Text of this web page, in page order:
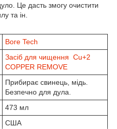
Це дасть змогу очистити
та ін.
Bore Tech
Засіб для чищення Cu+2
COPPER REMOVE
Прибирає свинець, мідь.
Безпечно для дула.
473 мл
США